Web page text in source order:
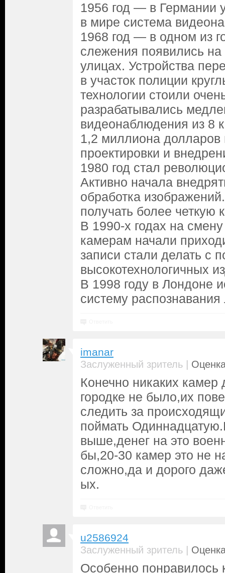
1956 год — в Германии
в мире система
1968 год — в одном из
слежения появились
улицах. Устройства
в участок полиции
технологии стоили
разрабатывались
видеонаблюдения из 8
1,2 миллиона долларов
проектировки и
1980 год стал
Активно начала
обработка
получать более четкую
В 1990-х годах на
камерам начали
записи стали делать с
высокотехнологичных
В 1998 году в Лондоне
систему распознавания
imanar
Заслуженный зритель |
Конечно никаких камер
городке не было,их
следить за
поймать
выше,денег на это
бы,20-30 камер это не
сложно,да и дорого
ых.
u2586924
Заслуженный зритель |
Особенно понравилось